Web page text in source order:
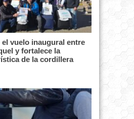
vuelo inaugural entre
y fortalece la
de la cordillera